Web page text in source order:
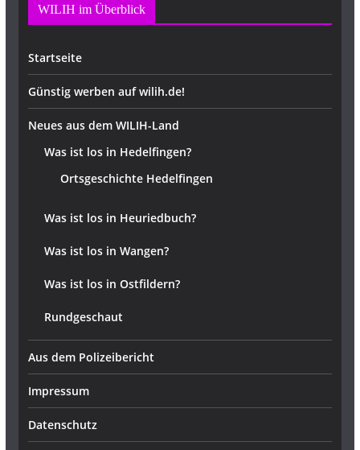
WILIH im Überblick
Startseite
Günstig werben auf wilih.de!
Neues aus dem WILIH-Land
Was ist los in Hedelfingen?
Ortsgeschichte Hedelfingen
Was ist los in Heuriedbuch?
Was ist los in Wangen?
Was ist los in Ostfildern?
Rundgeschaut
Aus dem Polizeibericht
Impressum
Datenschutz